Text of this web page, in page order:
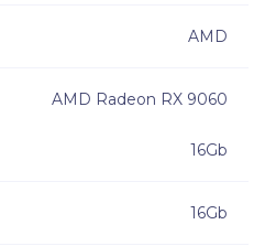
AMD
AMD Radeon RX 9060
16Gb
16Gb